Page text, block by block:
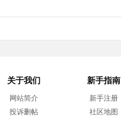
关于我们
网站简介
投诉删帖
新手指南
新手注册
社区地图